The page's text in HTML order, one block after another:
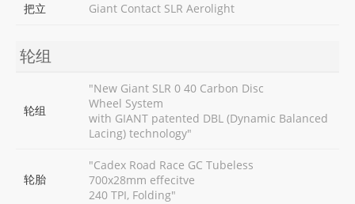
把立 Giant Contact SLR Aerolight
轮组
轮组
"New Giant SLR 0 40 Carbon Disc
Wheel System
with GIANT patented DBL (Dynamic Balanced
Lacing) technology"
轮胎
"Cadex Road Race GC Tubeless
700x28mm effecitve
240 TPI, Folding"